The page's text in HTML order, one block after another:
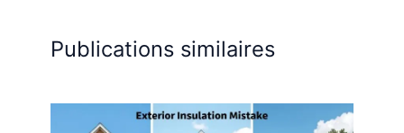
Publications similaires